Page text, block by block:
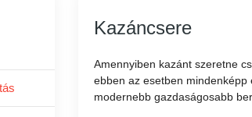
Kazáncsere
Amennyiben kazánt szeretne
ebben az esetben
modernebb gazdaságosabb